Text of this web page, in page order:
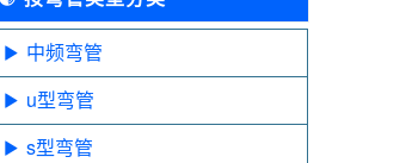
中频弯管
u型弯管
s型弯管